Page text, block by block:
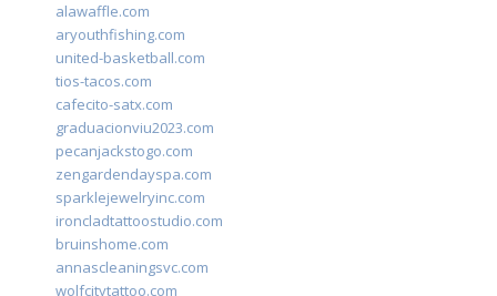
alawaffle.com
aryouthfishing.com
united-basketball.com
tios-tacos.com
cafecito-satx.com
graduacionviu2023.com
pecanjackstogo.com
zengardendayspa.com
sparklejewelryinc.com
ironcladtattoostudio.com
bruinshome.com
annascleaningsvc.com
wolfcitytattoo.com